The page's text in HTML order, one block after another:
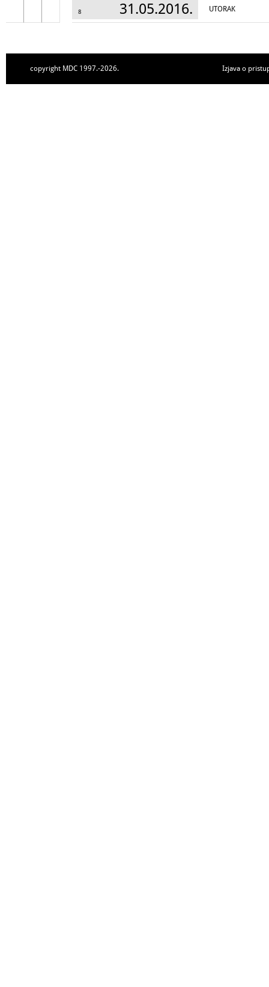
8 31.05.2016. UTORAK
copyright MDC 1997.-2026. Izjava o